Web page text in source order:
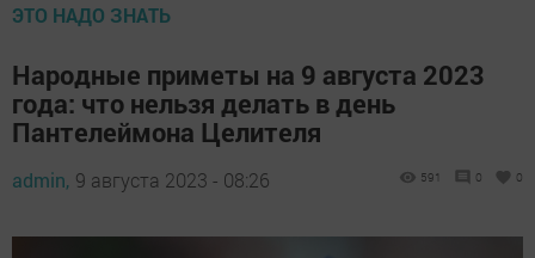
ЭТО НАДО ЗНАТЬ
Народные приметы на 9 августа 2023
года: что нельзя делать в день
Пантелеймона Целителя
admin, 9 августа 2023 - 08:26 591 0 0